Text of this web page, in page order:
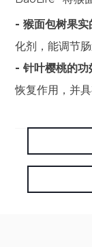
- 猴面包树果实
化剂，能调节
- 针叶樱桃的功
恢复作用，并